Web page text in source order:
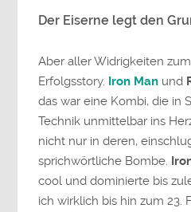
Der Eiserne legt den
Aber aller Widrigkeiten
Erfolgsstory. Iron Man und
das war eine Kombi, die in
Technik unmittelbar ins
nicht nur in deren,
sprichwörtliche Bombe.
cool und dominierte bis
ich wirklich bis hin zum 23.